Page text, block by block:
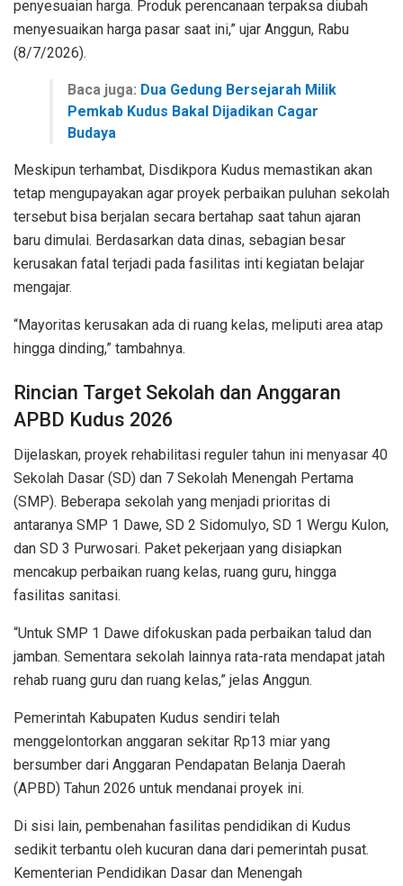
penyesuaian harga. Produk perencanaan terpaksa diubah
menyesuaikan harga pasar saat ini,” ujar Anggun, Rabu
(8/7/2026).
Baca juga: Dua Gedung Bersejarah Milik
Pemkab Kudus Bakal Dijadikan Cagar
Budaya
Meskipun terhambat, Disdikpora Kudus memastikan akan
tetap mengupayakan agar proyek perbaikan puluhan sekolah
tersebut bisa berjalan secara bertahap saat tahun ajaran
baru dimulai. Berdasarkan data dinas, sebagian besar
kerusakan fatal terjadi pada fasilitas inti kegiatan belajar
mengajar.
“Mayoritas kerusakan ada di ruang kelas, meliputi area atap
hingga dinding,” tambahnya.
Rincian Target Sekolah dan Anggaran
APBD Kudus 2026
Dijelaskan, proyek rehabilitasi reguler tahun ini menyasar 40
Sekolah Dasar (SD) dan 7 Sekolah Menengah Pertama
(SMP). Beberapa sekolah yang menjadi prioritas di
antaranya SMP 1 Dawe, SD 2 Sidomulyo, SD 1 Wergu Kulon,
dan SD 3 Purwosari. Paket pekerjaan yang disiapkan
mencakup perbaikan ruang kelas, ruang guru, hingga
fasilitas sanitasi.
“Untuk SMP 1 Dawe difokuskan pada perbaikan talud dan
jamban. Sementara sekolah lainnya rata-rata mendapat jatah
rehab ruang guru dan ruang kelas,” jelas Anggun.
Pemerintah Kabupaten Kudus sendiri telah
menggelontorkan anggaran sekitar Rp13 miar yang
bersumber dari Anggaran Pendapatan Belanja Daerah
(APBD) Tahun 2026 untuk mendanai proyek ini.
Di sisi lain, pembenahan fasilitas pendidikan di Kudus
sedikit terbantu oleh kucuran dana dari pemerintah pusat.
Kementerian Pendidikan Dasar dan Menengah